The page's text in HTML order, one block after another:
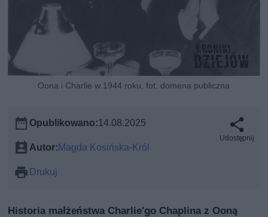
Oona i Charlie w 1944 roku, fot. domena publiczna
Opublikowano:14.08.2025
Autor:Magda Kosińska-Król
Drukuj
Udostępnij
Historia małżeństwa Charlie'go Chaplina z Ooną